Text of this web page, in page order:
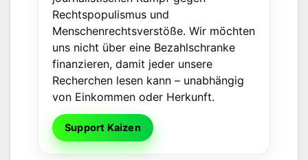
Rechtspopulismus und
Menschenrechtsverstöße. Wir möchten
uns nicht über eine Bezahlschranke
finanzieren, damit jeder unsere
Recherchen lesen kann – unabhängig
von Einkommen oder Herkunft.
Support Kaizen